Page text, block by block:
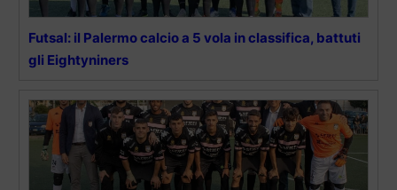
Futsal: il Palermo calcio a 5 vola in classifica, battuti
gli Eightyniners